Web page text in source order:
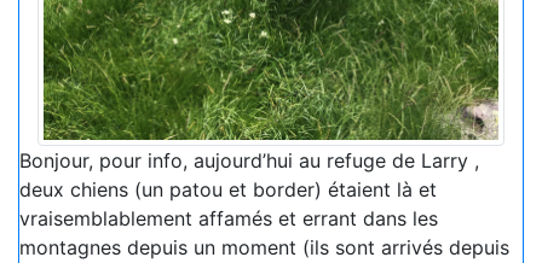
Bonjour, pour info, aujourd’hui au refuge de Larry ,
deux chiens (un patou et border) étaient là et
vraisemblablement affamés et errant dans les
montagnes depuis un moment (ils sont arrivés depuis